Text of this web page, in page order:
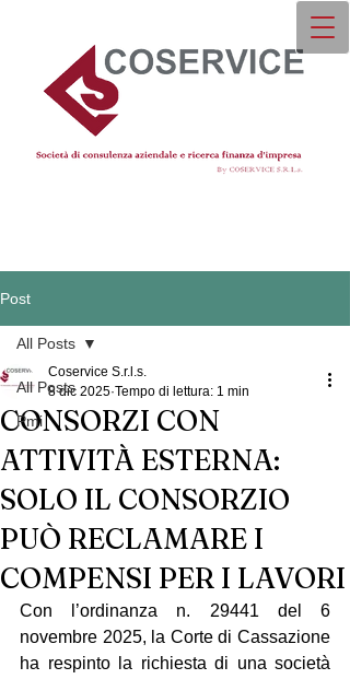
Post
All Posts
Pmi
All Posts
CONSORZI CON
ATTIVITÀ ESTERNA:
SOLO IL CONSORZIO
PUÒ RECLAMARE I
COMPENSI PER I LAVORI
Coservice S.r.l.s.
8 dic 2025 Tempo di lettura: 1 min
Con l’ordinanza n. 29441 del 6
novembre 2025, la Corte di Cassazione
ha respinto la richiesta di una società